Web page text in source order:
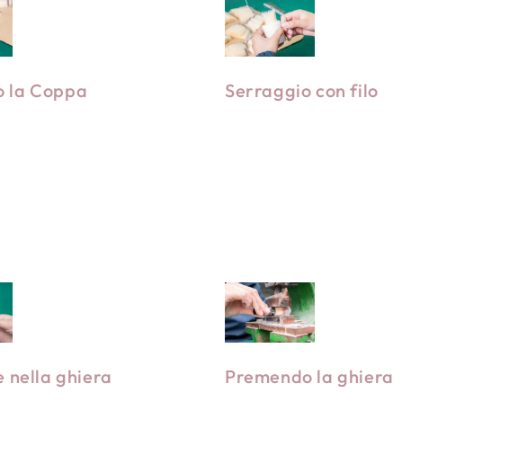
la Coppa Serraggio con filo
con un filo sottile per evitare che
i peli si diffondano.
nella ghiera
Rimuovere il filo e utilizzare un
tubo come supporto per inserire
il pennello nella ghiera.
Premendo la ghiera
pennello a mano per